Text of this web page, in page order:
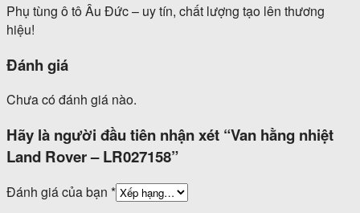
Phụ tùng ô tô Âu Đức – uy tín, chất lượng tạo lên thương
hiệu!
Đánh giá
Chưa có đánh giá nào.
Hãy là người đầu tiên nhận xét “Van hằng nhiệt
Land Rover – LR027158”
Đánh giá của bạn *